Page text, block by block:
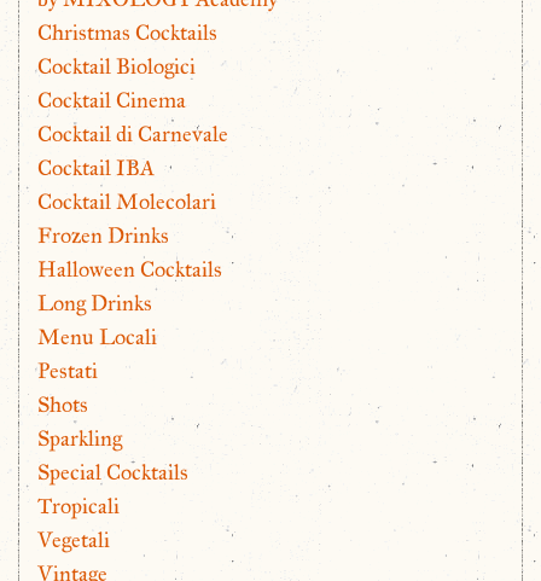
Christmas Cocktails
Cocktail Biologici
Cocktail Cinema
Cocktail di Carnevale
Cocktail IBA
Cocktail Molecolari
Frozen Drinks
Halloween Cocktails
Long Drinks
Menu Locali
Pestati
Shots
Sparkling
Special Cocktails
Tropicali
Vegetali
Vintage